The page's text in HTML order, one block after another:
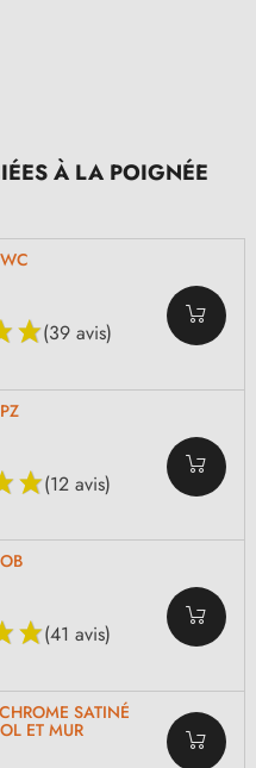
À LA POIGNÉE
(39 avis)
(12 avis)
(41 avis)
SATINÉ
ET MUR